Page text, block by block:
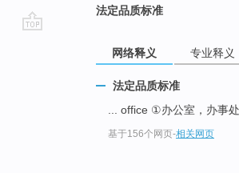
法定品质标准
网络释义 专业释义
法定品质标准
... office ①办公室，办事
基于156个网页-相关网页